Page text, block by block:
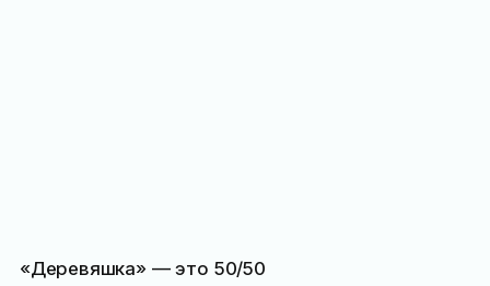
«Деревяшка» — это 50/50